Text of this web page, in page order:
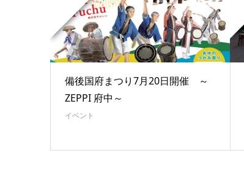
備後国府まつり7月20日開催 ～
ZEPPI 府中～
イベント